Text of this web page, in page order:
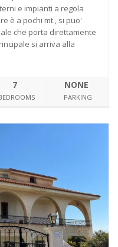
e impianti a regola
è a pochi mt., si puo'
che porta direttamente
si arriva alla
7 NONE
PARKING